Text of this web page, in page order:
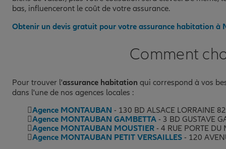
bas, influenceront le coût de votre assurance.
Obtenir un devis gratuit pour votre assurance habitation à
Comment
Pour trouver l'assurance habitation qui correspond à vos
dans l'une de nos agences locales :
Agence MONTAUBAN - 130 BD ALSACE LORRAINE
Agence MONTAUBAN GAMBETTA - 3 BD GUSTAVE
Agence MONTAUBAN MOUSTIER - 4 RUE PORTE
Agence MONTAUBAN PETIT VERSAILLES - 120